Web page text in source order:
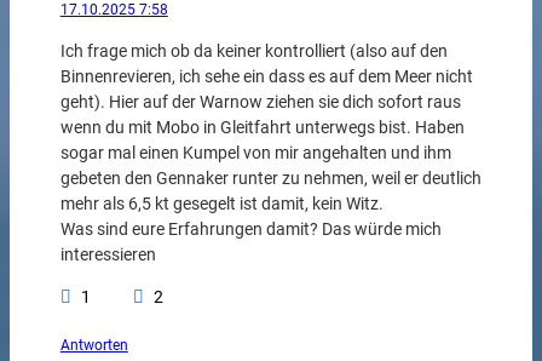
17.10.2025 7:58
Ich frage mich ob da keiner kontrolliert (also auf den
Binnenrevieren, ich sehe ein dass es auf dem Meer nicht
geht). Hier auf der Warnow ziehen sie dich sofort raus
wenn du mit Mobo in Gleitfahrt unterwegs bist. Haben
sogar mal einen Kumpel von mir angehalten und ihm
gebeten den Gennaker runter zu nehmen, weil er deutlich
mehr als 6,5 kt gesegelt ist damit, kein Witz.
Was sind eure Erfahrungen damit? Das würde mich
interessieren
1 2
Antworten